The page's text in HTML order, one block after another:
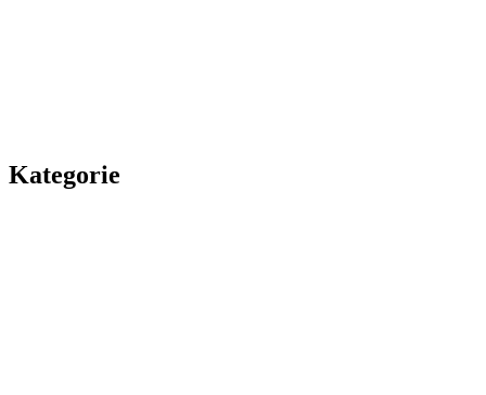
Kategorie